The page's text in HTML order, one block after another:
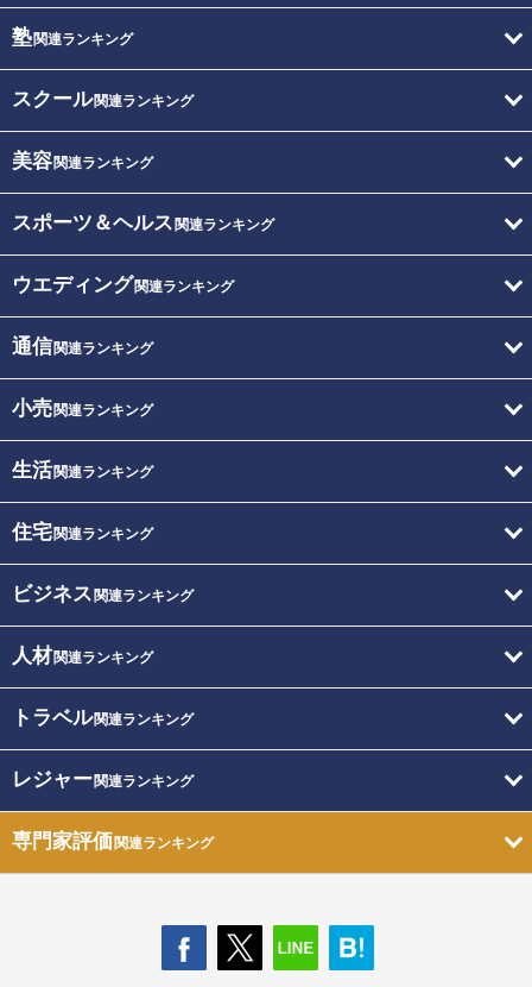
塾関連ランキング
スクール関連ランキング
美容関連ランキング
スポーツ＆ヘルス 関連ランキング
ウエディング関連ランキング
通信関連ランキング
小売関連ランキング
生活関連ランキング
住宅関連ランキング
ビジネス 関連ランキング
人材関連ランキング
トラベル関連ランキング
レジャー関連ランキング
専門家評価関連ランキング